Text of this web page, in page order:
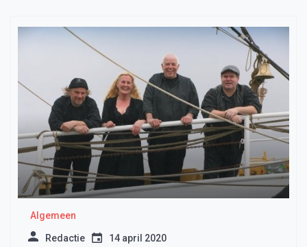
Algemeen
Redactie 14 april 2020